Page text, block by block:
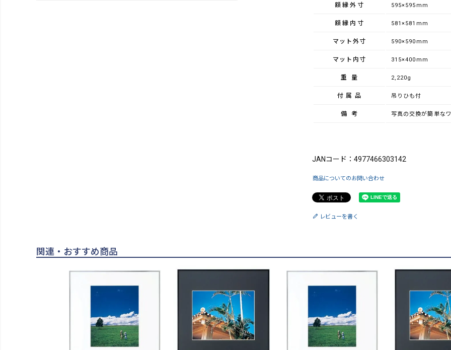
額縁外寸 595×595mm
額縁内寸 581×581mm
マット外寸 590×590mm
マット内寸 315×400mm
重量 2,220g
付属品 吊りひも付
備考 写真の交換が簡単な
JANコード：4977466303142
商品についてのお問い合わせ
レビューを書く
関連・おすすめ商品